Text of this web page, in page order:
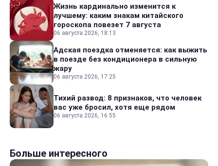
Жизнь кардинально изменится к
лучшему: каким знакам китайского
гороскопа повезет 7 августа
06 августа 2026, 18:13
Адская поездка отменяется: как выжить
в поезде без кондиционера в сильную
жару
06 августа 2026, 17:25
Тихий развод: 8 признаков, что человек
вас уже бросил, хотя еще рядом
06 августа 2026, 16:55
Больше интересного